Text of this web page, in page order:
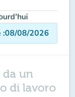
:08/08/2026
da un
di lavoro